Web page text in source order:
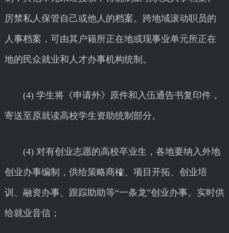
厉禁私人保管自己或他人的档案。跨地域滚动职员的
人事档案，可由其户籍所正在地或现事业单元所正在
地的民众就业和人才办事机构统制。
(4) 学生将《申请外》原件和入伍通告书复印件，
寄送至原就读高校学生资助统制部分。
(4) 对有创业志愿的高校卒业生，各地要纳入外地
创业办事编制，供给策略商榷、项目开拓、创业培
训、融资办事、跟踪助助等“一条龙”创业办事。实时供
给就业音信；